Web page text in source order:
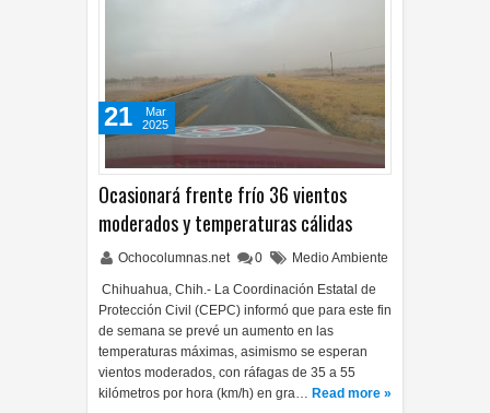
Ocasionará frente frío 36 vientos
moderados y temperaturas cálidas
Ochocolumnas.net 0 Medio Ambiente
Chihuahua, Chih.- La Coordinación Estatal de
Protección Civil (CEPC) informó que para este fin
de semana se prevé un aumento en las
temperaturas máximas, asimismo se esperan
vientos moderados, con ráfagas de 35 a 55
kilómetros por hora (km/h) en gra… Read more »
21
Mar
2025